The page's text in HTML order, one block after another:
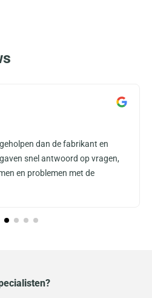
dan de fabrikant en
snel antwoord op vragen,
en problemen met de